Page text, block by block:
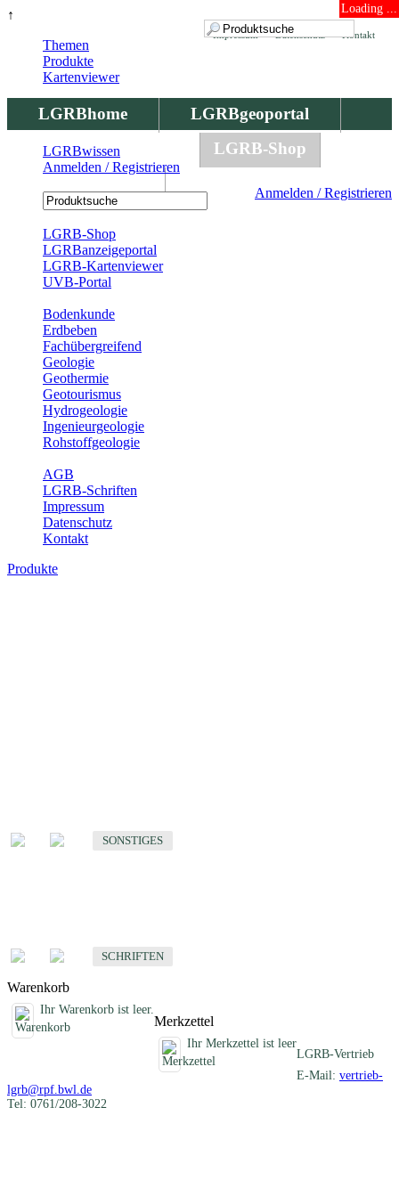
↑ Loading ...
Kontakt
Datenschutz
Impressum
LGRBhome
LGRBgeoportal
LGRBbohrungen
LGRB-Shop
Anmelden / Registrieren
Themen
Produkte
Kartenviewer
LGRBwissen
Anmelden / Registrieren
LGRB-Shop
LGRBanzeigeportal
LGRB-Kartenviewer
UVB-Portal
Bodenkunde
Erdbeben
Fachübergreifend
Geologie
Geothermie
Geotourismus
Hydrogeologie
Ingenieurgeologie
Rohstoffgeologie
AGB
LGRB-Schriften
Impressum
Datenschutz
Kontakt
Produkte
SONSTIGES
SCHRIFTEN
Warenkorb
Ihr Warenkorb ist leer.
Merkzettel
Ihr Merkzettel ist leer
LGRB-Vertrieb
E-Mail: vertrieb-
lgrb@rpf.bwl.de
Tel: 0761/208-3022